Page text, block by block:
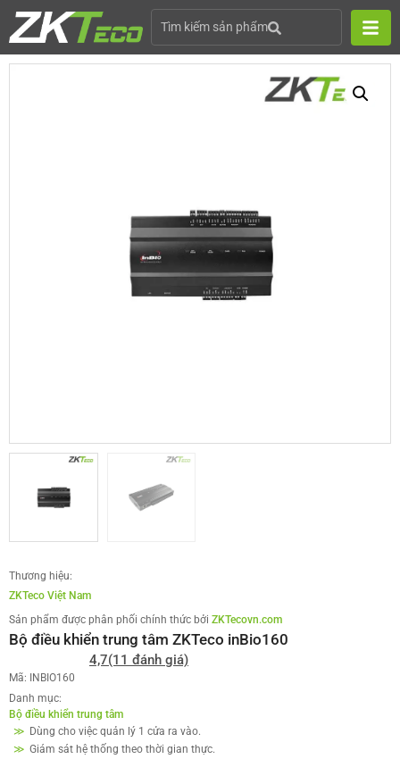
Tìm kiếm sản phẩm
Thương hiệu:
ZKTeco Việt Nam
Sản phẩm được phân phối chính thức bởi ZKTecovn.com
Bộ điều khiển trung tâm ZKTeco inBio160
4,7(11 đánh giá)
Mã: INBIO160
Danh mục:
Bộ điều khiển trung tâm
Dùng cho việc quản lý 1 cửa ra vào.
Giám sát hệ thống theo thời gian thực.